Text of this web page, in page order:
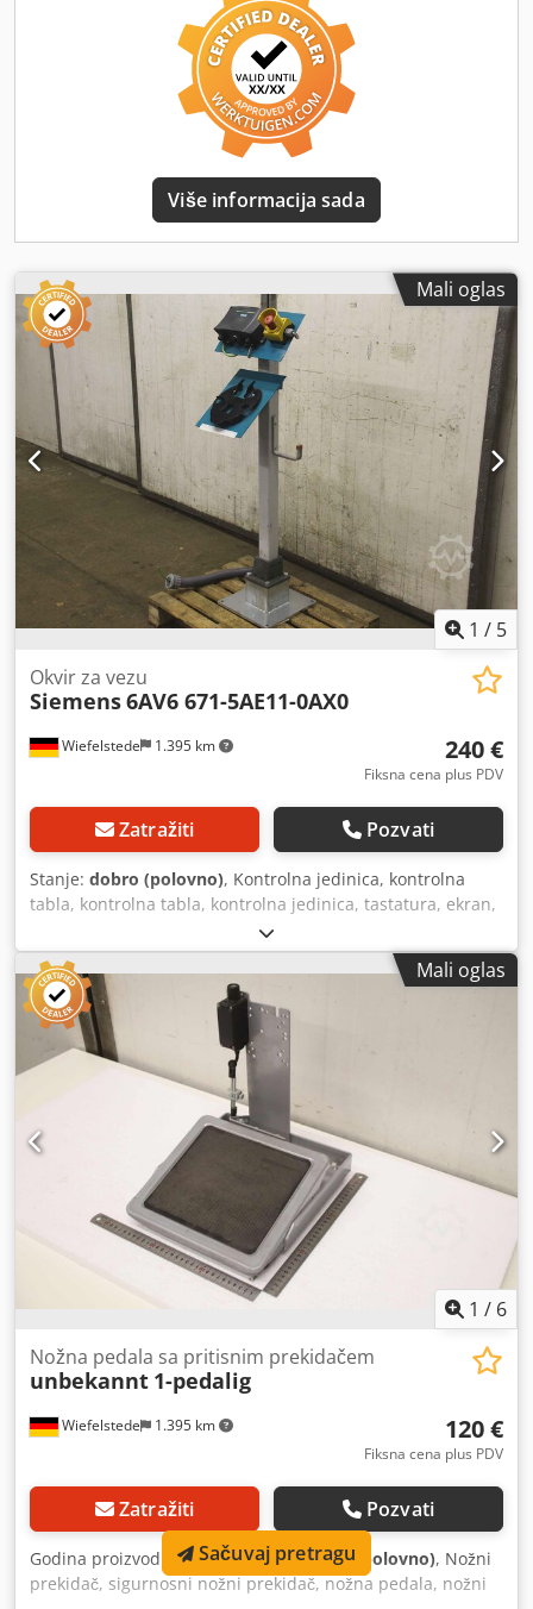
Više informacija sada
Mali oglas
1 / 5
Wiefelstede 1.395 km
Okvir za vezu
Siemens6AV6 671-5AE11-0AX0
240 €
Fiksna cena plus PDV
Zatražiti Pozvati
Stanje: dobro (polovno), Kontrolna jedinica, kontrolna
tabla, kontrolna tabla, kontrolna jedinica, tastatura, ekran,
kontrola -Siemens: Profinet konekcija kutija PN Plus -Na
kontrolnoj tabli: sa dodatnim držačima panela/dugmetom
za hitno zaustavljanje Crjdefdb Uuspfx Acwjf -Cena: po
komadu -Broj: 4 komada -Dimenzije: 420/350/H1220 mm -
Težina: 30 kg
Mali oglas
1 / 6
Wiefelstede 1.395 km
Nožna pedala sa pritisnim prekidačem
unbekannt 1-pedalig
120 €
Fiksna cena plus PDV
Zatražiti Pozvati
Godina proizvodnje: 2020, stanje:dobro (polovno), Nožni
prekidač, sigurnosni nožni prekidač, nožna pedala, nožni
Sačuvaj pretragu